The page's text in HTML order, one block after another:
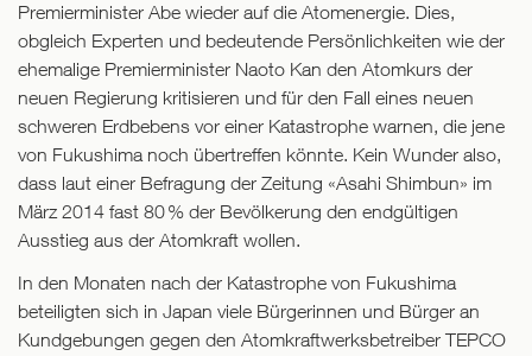
Premierminister Abe wieder auf die Atomenergie. Dies,
obgleich Experten und bedeutende Persönlichkeiten wie der
ehemalige Premierminister Naoto Kan den Atomkurs der
neuen Regierung kritisieren und für den Fall eines neuen
schweren Erdbebens vor einer Katastrophe warnen, die jene
von Fukushima noch übertreffen könnte. Kein Wunder also,
dass laut einer Befragung der Zeitung «Asahi Shimbun» im
März 2014 fast 80 % der Bevölkerung den endgültigen
Ausstieg aus der Atomkraft wollen.
In den Monaten nach der Katastrophe von Fukushima
beteiligten sich in Japan viele Bürgerinnen und Bürger an
Kundgebungen gegen den Atomkraftwerksbetreiber TEPCO